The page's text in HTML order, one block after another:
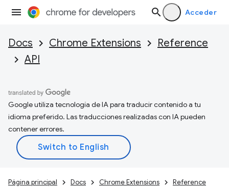
Acceder
Docs Chrome Extensions
Reference
API
Google utiliza tecnología de IA para traducir contenido a tu
idioma preferido. Las traducciones realizadas con IA pueden
contener errores.
Página principal Docs Chrome Extensions
Reference